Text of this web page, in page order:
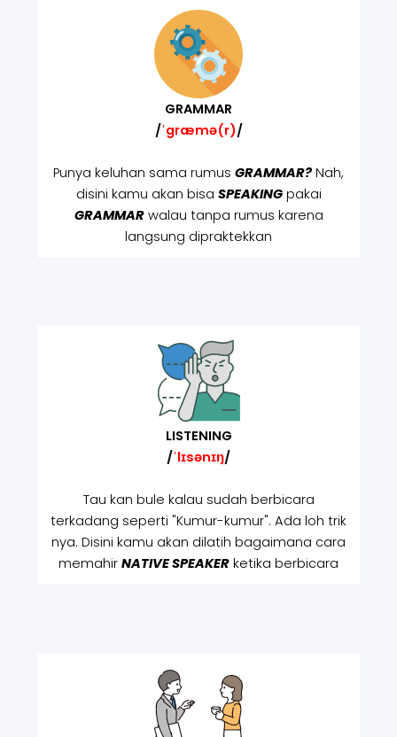
GRAMMAR
/ˈgræmə(r)/
Punya keluhan sama rumus GRAMMAR? Nah,
disini kamu akan bisa SPEAKINGpakai
GRAMMARwalau tanpa rumus karena
langsung dipraktekkan
LISTENING
/ˈlɪsənɪŋ/
Tau kan bule kalau sudah berbicara
terkadang seperti "Kumur-kumur". Ada loh trik
nya. Disini kamu akan dilatih bagaimana cara
memahir NATIVE SPEAKER ketika berbicara